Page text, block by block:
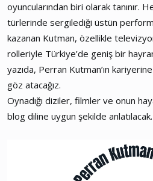
a
n
h
i
oyuncularından biri olarak tanınır.
türlerinde sergilediği üstün
kazanan Kutman, özellikle
rolleriyle Türkiye’de geniş bir
yazıda, Perran Kutman’ın
göz atacağız.
Oynadığı diziler, filmler ve onun
blog diline uygun şekilde anlatılacak.